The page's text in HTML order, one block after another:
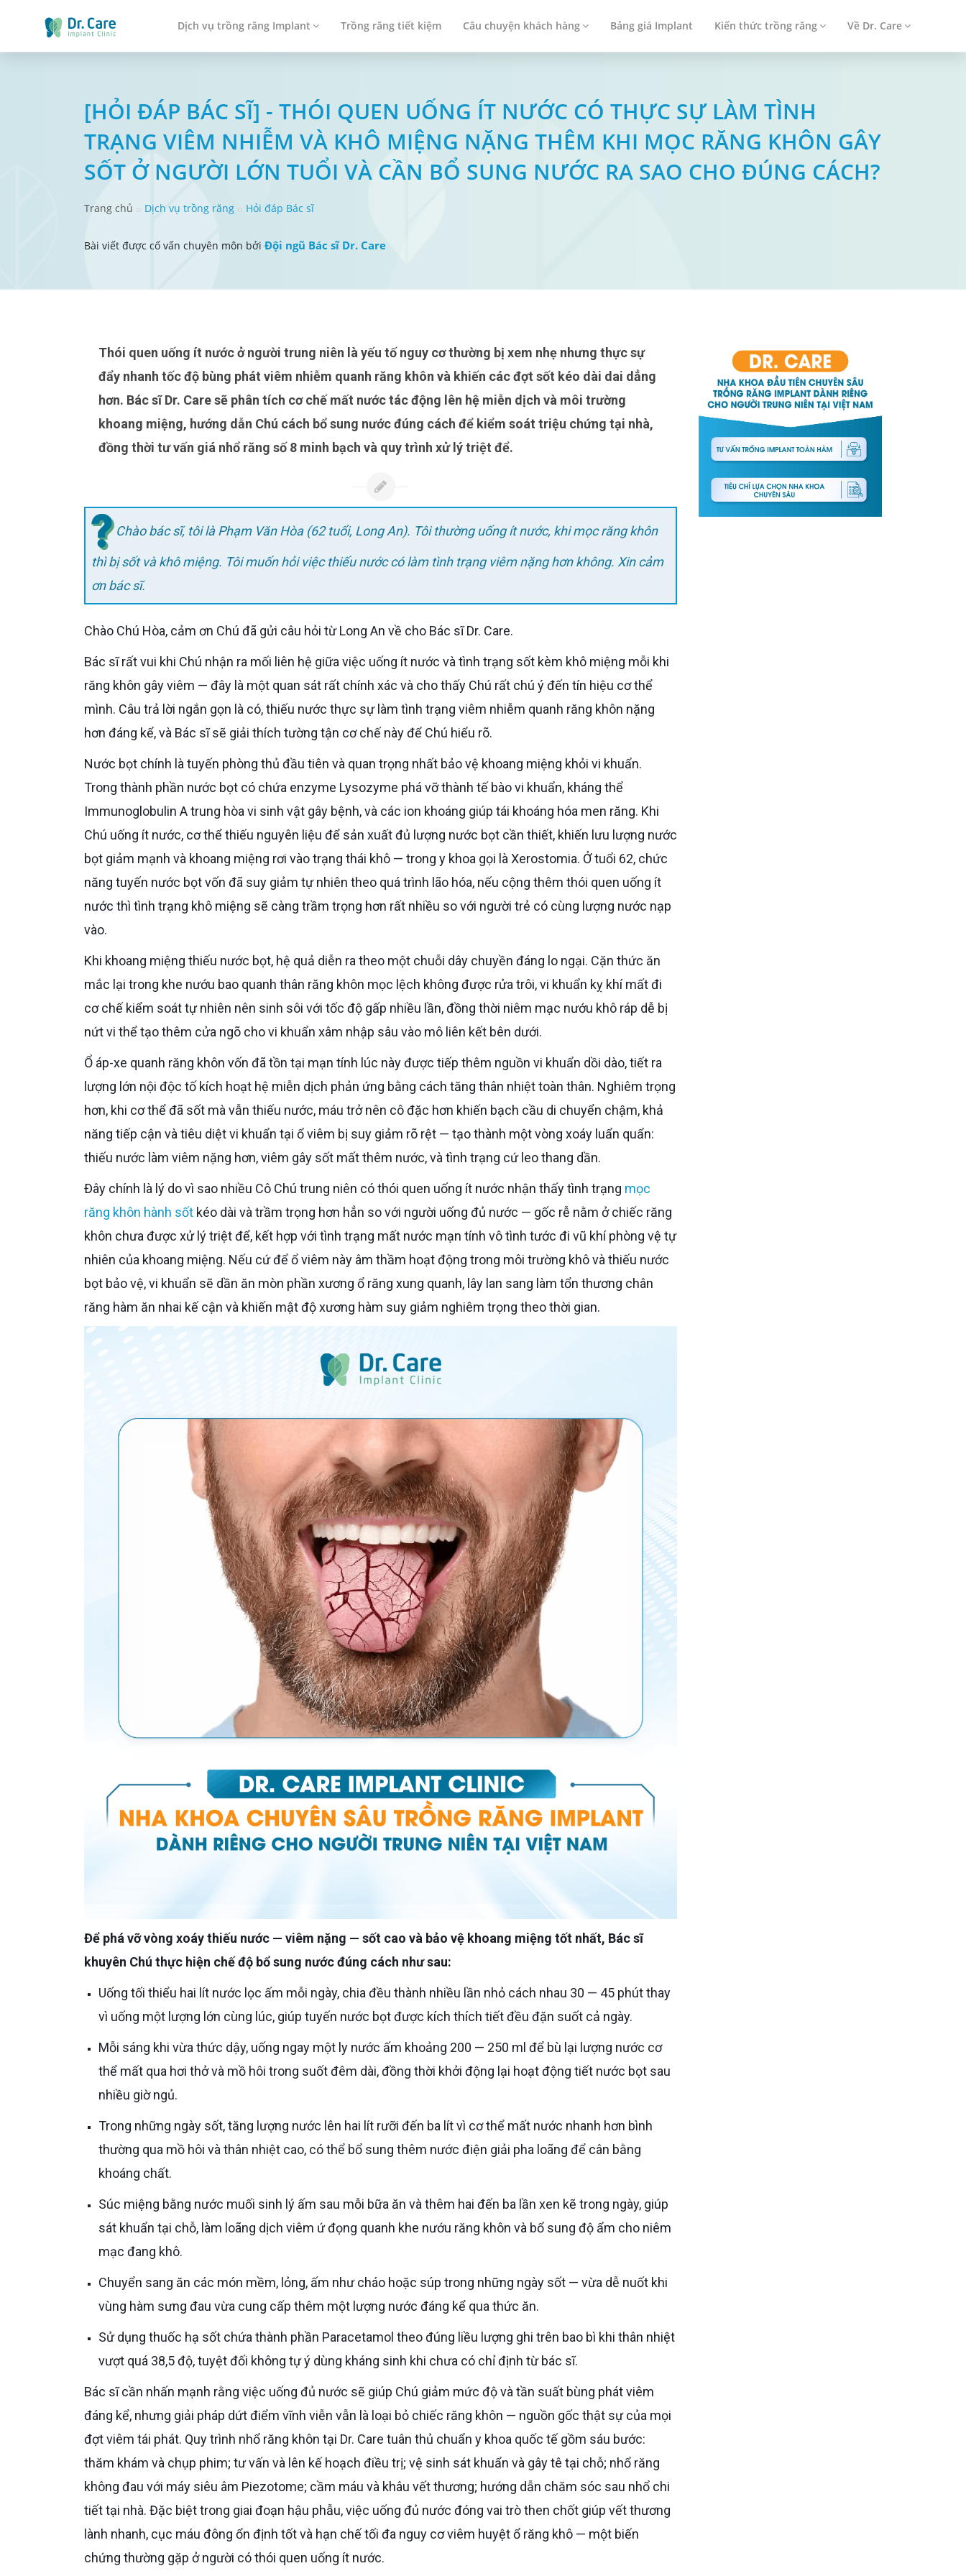
Dịch vụ trồng răng Implant Trồng răng tiết kiệm Câu chuyện khách hàng Bảng giá Implant Kiến thức trồng răng Về Dr. Care
[HỎI ĐÁP BÁC SĨ] - THÓI QUEN UỐNG ÍT NƯỚC CÓ THỰC SỰ LÀM TÌNH
TRẠNG VIÊM NHIỄM VÀ KHÔ MIỆNG NẶNG THÊM KHI MỌC RĂNG KHÔN GÂY
SỐT Ở NGƯỜI LỚN TUỔI VÀ CẦN BỔ SUNG NƯỚC RA SAO CHO ĐÚNG CÁCH?
Trang chủ Dịch vụ trồng răng Hỏi đáp Bác sĩ
Bài viết được cố vấn chuyên môn bởi Đội ngũ Bác sĩ Dr. Care
Thói quen uống ít nước ở người trung niên là yếu tố nguy cơ thường bị xem nhẹ nhưng thực sự
đẩy nhanh tốc độ bùng phát viêm nhiễm quanh răng khôn và khiến các đợt sốt kéo dài dai dẳng
hơn. Bác sĩ Dr. Care sẽ phân tích cơ chế mất nước tác động lên hệ miễn dịch và môi trường
khoang miệng, hướng dẫn Chú cách bổ sung nước đúng cách để kiểm soát triệu chứng tại nhà,
đồng thời tư vấn giá nhổ răng số 8 minh bạch và quy trình xử lý triệt để.
Chào bác sĩ, tôi là Phạm Văn Hòa (62 tuổi, Long An). Tôi thường uống ít nước, khi mọc răng khôn
thì bị sốt và khô miệng. Tôi muốn hỏi việc thiếu nước có làm tình trạng viêm nặng hơn không. Xin cảm
ơn bác sĩ.
Chào Chú Hòa, cảm ơn Chú đã gửi câu hỏi từ Long An về cho Bác sĩ Dr. Care.
Bác sĩ rất vui khi Chú nhận ra mối liên hệ giữa việc uống ít nước và tình trạng sốt kèm khô miệng mỗi khi
răng khôn gây viêm — đây là một quan sát rất chính xác và cho thấy Chú rất chú ý đến tín hiệu cơ thể
mình. Câu trả lời ngắn gọn là có, thiếu nước thực sự làm tình trạng viêm nhiễm quanh răng khôn nặng
hơn đáng kể, và Bác sĩ sẽ giải thích tường tận cơ chế này để Chú hiểu rõ.
Nước bọt chính là tuyến phòng thủ đầu tiên và quan trọng nhất bảo vệ khoang miệng khỏi vi khuẩn.
Trong thành phần nước bọt có chứa enzyme Lysozyme phá vỡ thành tế bào vi khuẩn, kháng thể
Immunoglobulin A trung hòa vi sinh vật gây bệnh, và các ion khoáng giúp tái khoáng hóa men răng. Khi
Chú uống ít nước, cơ thể thiếu nguyên liệu để sản xuất đủ lượng nước bọt cần thiết, khiến lưu lượng nước
bọt giảm mạnh và khoang miệng rơi vào trạng thái khô — trong y khoa gọi là Xerostomia. Ở tuổi 62, chức
năng tuyến nước bọt vốn đã suy giảm tự nhiên theo quá trình lão hóa, nếu cộng thêm thói quen uống ít
nước thì tình trạng khô miệng sẽ càng trầm trọng hơn rất nhiều so với người trẻ có cùng lượng nước nạp
vào.
Khi khoang miệng thiếu nước bọt, hệ quả diễn ra theo một chuỗi dây chuyền đáng lo ngại. Cặn thức ăn
mắc lại trong khe nướu bao quanh thân răng khôn mọc lệch không được rửa trôi, vi khuẩn kỵ khí mất đi
cơ chế kiểm soát tự nhiên nên sinh sôi với tốc độ gấp nhiều lần, đồng thời niêm mạc nướu khô ráp dễ bị
nứt vi thể tạo thêm cửa ngõ cho vi khuẩn xâm nhập sâu vào mô liên kết bên dưới.
Ổ áp-xe quanh răng khôn vốn đã tồn tại mạn tính lúc này được tiếp thêm nguồn vi khuẩn dồi dào, tiết ra
lượng lớn nội độc tố kích hoạt hệ miễn dịch phản ứng bằng cách tăng thân nhiệt toàn thân. Nghiêm trọng
hơn, khi cơ thể đã sốt mà vẫn thiếu nước, máu trở nên cô đặc hơn khiến bạch cầu di chuyển chậm, khả
năng tiếp cận và tiêu diệt vi khuẩn tại ổ viêm bị suy giảm rõ rệt — tạo thành một vòng xoáy luẩn quẩn:
thiếu nước làm viêm nặng hơn, viêm gây sốt mất thêm nước, và tình trạng cứ leo thang dần.
Đây chính là lý do vì sao nhiều Cô Chú trung niên có thói quen uống ít nước nhận thấy tình trạng mọc
răng khôn hành sốt kéo dài và trầm trọng hơn hẳn so với người uống đủ nước — gốc rễ nằm ở chiếc răng
khôn chưa được xử lý triệt để, kết hợp với tình trạng mất nước mạn tính vô tình tước đi vũ khí phòng vệ tự
nhiên của khoang miệng. Nếu cứ để ổ viêm này âm thầm hoạt động trong môi trường khô và thiếu nước
bọt bảo vệ, vi khuẩn sẽ dần ăn mòn phần xương ổ răng xung quanh, lây lan sang làm tổn thương chân
răng hàm ăn nhai kế cận và khiến mật độ xương hàm suy giảm nghiêm trọng theo thời gian.
Để phá vỡ vòng xoáy thiếu nước — viêm nặng — sốt cao và bảo vệ khoang miệng tốt nhất, Bác sĩ
khuyên Chú thực hiện chế độ bổ sung nước đúng cách như sau:
Uống tối thiểu hai lít nước lọc ấm mỗi ngày, chia đều thành nhiều lần nhỏ cách nhau 30 — 45 phút thay
vì uống một lượng lớn cùng lúc, giúp tuyến nước bọt được kích thích tiết đều đặn suốt cả ngày.
Mỗi sáng khi vừa thức dậy, uống ngay một ly nước ấm khoảng 200 — 250 ml để bù lại lượng nước cơ
thể mất qua hơi thở và mồ hôi trong suốt đêm dài, đồng thời khởi động lại hoạt động tiết nước bọt sau
nhiều giờ ngủ.
Trong những ngày sốt, tăng lượng nước lên hai lít rưỡi đến ba lít vì cơ thể mất nước nhanh hơn bình
thường qua mồ hôi và thân nhiệt cao, có thể bổ sung thêm nước điện giải pha loãng để cân bằng
khoáng chất.
Súc miệng bằng nước muối sinh lý ấm sau mỗi bữa ăn và thêm hai đến ba lần xen kẽ trong ngày, giúp
sát khuẩn tại chỗ, làm loãng dịch viêm ứ đọng quanh khe nướu răng khôn và bổ sung độ ẩm cho niêm
mạc đang khô.
Chuyển sang ăn các món mềm, lỏng, ấm như cháo hoặc súp trong những ngày sốt — vừa dễ nuốt khi
vùng hàm sưng đau vừa cung cấp thêm một lượng nước đáng kể qua thức ăn.
Sử dụng thuốc hạ sốt chứa thành phần Paracetamol theo đúng liều lượng ghi trên bao bì khi thân nhiệt
vượt quá 38,5 độ, tuyệt đối không tự ý dùng kháng sinh khi chưa có chỉ định từ bác sĩ.
Bác sĩ cần nhấn mạnh rằng việc uống đủ nước sẽ giúp Chú giảm mức độ và tần suất bùng phát viêm
đáng kể, nhưng giải pháp dứt điểm vĩnh viễn vẫn là loại bỏ chiếc răng khôn — nguồn gốc thật sự của mọi
đợt viêm tái phát. Quy trình nhổ răng khôn tại Dr. Care tuân thủ chuẩn y khoa quốc tế gồm sáu bước:
thăm khám và chụp phim; tư vấn và lên kế hoạch điều trị; vệ sinh sát khuẩn và gây tê tại chỗ; nhổ răng
không đau với máy siêu âm Piezotome; cầm máu và khâu vết thương; hướng dẫn chăm sóc sau nhổ chi
tiết tại nhà. Đặc biệt trong giai đoạn hậu phẫu, việc uống đủ nước đóng vai trò then chốt giúp vết thương
lành nhanh, cục máu đông ổn định tốt và hạn chế tối đa nguy cơ viêm huyệt ổ răng khô — một biến
chứng thường gặp ở người có thói quen uống ít nước.